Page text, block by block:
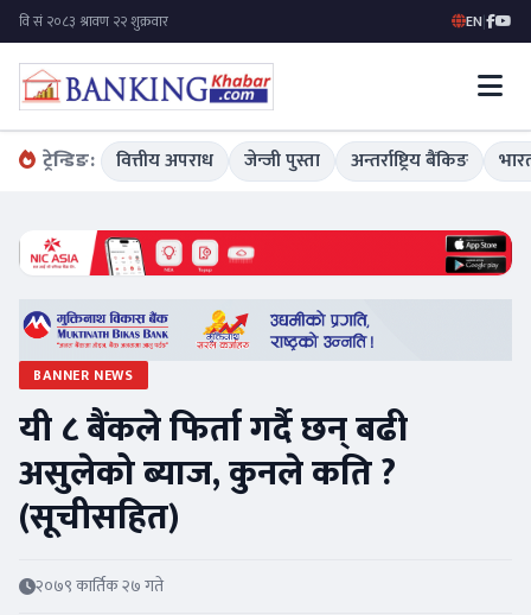
EN|
ट्रेन्डिङ: वित्तीय अपराध जेन्जी पुस्ता अन्तर्राष्ट्रिय बैंकिङ
BANNER NEWS
यी ८ बैंकले फिर्ता गर्दै छन् बढी
असुलेको ब्याज, कुनले कति ?
(सूचीसहित)
२०७९ कार्तिक २७ गते